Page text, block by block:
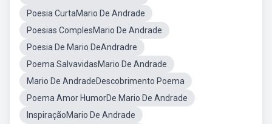
Poesia CurtaMario De Andrade
Poesias ComplesMario De Andrade
Poesia De Mario DeAndradre
Poema SalvavidasMario De Andrade
Mario De AndradeDescobrimento Poema
Poema Amor HumorDe Mario De Andrade
InspiraçãoMario De Andrade